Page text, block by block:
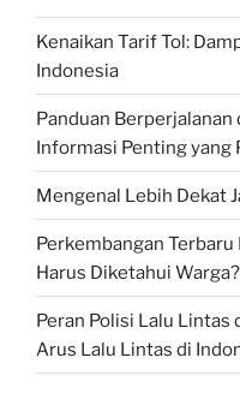
Kenaikan Tarif Tol:
Indonesia
Panduan Berperjalanan
Informasi Penting yang
Mengenal Lebih Dekat
Perkembangan
Harus Diketahui Warga?
Peran Polisi Lalu Lintas
Arus Lalu Lintas di